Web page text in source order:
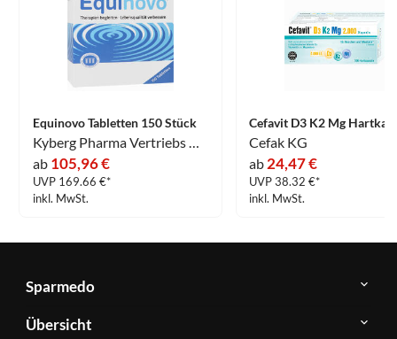
Equinovo Tabletten 150 Stück
Kyberg Pharma Vertriebs GmbH
ab 105,96 €
UVP 169.66 €*
inkl. MwSt.
Cefak KG
ab 24,47 €
UVP 38.32 €*
inkl. MwSt.
Sparmedo
Über
Sparmedo
Übersicht